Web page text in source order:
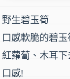
野生碧玉筍
口感軟脆的碧
紅蘿蔔、木耳
口感!